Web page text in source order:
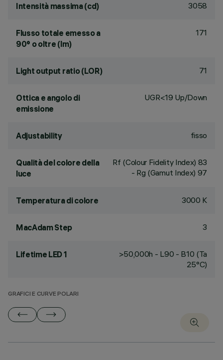
Intensità massima (cd) 3058
Flusso totale emesso a
90° o oltre (lm)
171
Light output ratio (LOR) 71
Ottica e angolo di
emissione
UGR<19 Up/Down
Adjustability fisso
Qualità del colore della
luce
Rf (Colour Fidelity Index) 83
- Rg (Gamut Index) 97
Temperatura di colore 3000 K
MacAdam Step 3
Lifetime LED 1
>50,000h - L90 - B10 (Ta
25°C)
GRAFICI E CURVE POLARI